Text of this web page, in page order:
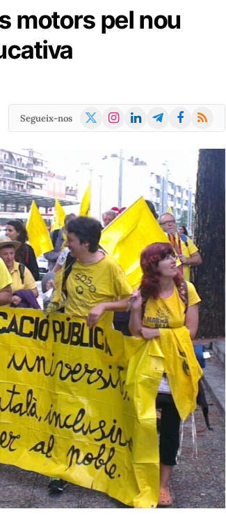
motors pel nou
Segueix-nos
X
Instagram
LinkedInTelegramFacebook
RSS